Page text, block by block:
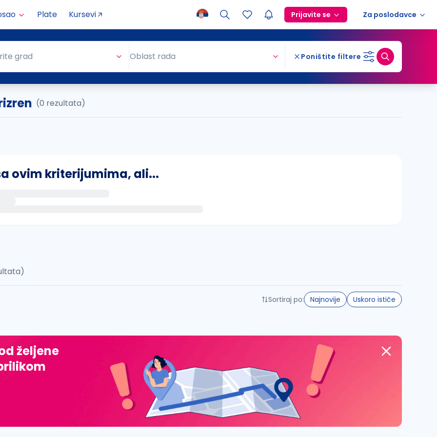
Plate Kursevi Prijavite se Za poslodavce
grad Oblast rada Poništite filtere
(0 rezultata)
ovim kriterijumima, ali...
đ, ž, dž)
Sortiraj po: Najnovije Uskoro ističe
željene